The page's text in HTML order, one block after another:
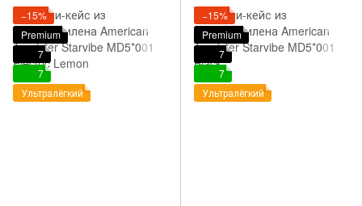
−15%
Premium
7
7
Ультралёгкий
−15%
Premium
7
7
Ультралёгкий